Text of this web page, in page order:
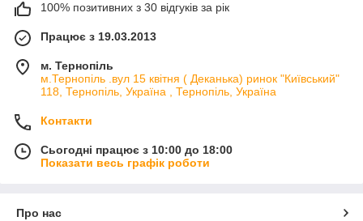
100% позитивних з 30 відгуків за рік
Працює з 19.03.2013
м. Тернопіль
м.Тернопіль .вул 15 квітня ( Деканька) ринок "Київський"
118, Тернопіль, Україна , Тернопіль, Україна
Контакти
Сьогодні працює з 10:00 до 18:00
Показати весь графік роботи
Про нас